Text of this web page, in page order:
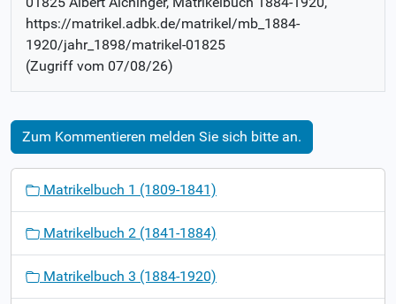
https://matrikel.adbk.de/matrikel/mb_1884-
1920/jahr_1898/matrikel-01825
(Zugriff vom 07/08/26)
Zum Kommentieren melden Sie sich bitte an.
Matrikelbuch 1 (1809-1841)
Matrikelbuch 2 (1841-1884)
Matrikelbuch 3 (1884-1920)